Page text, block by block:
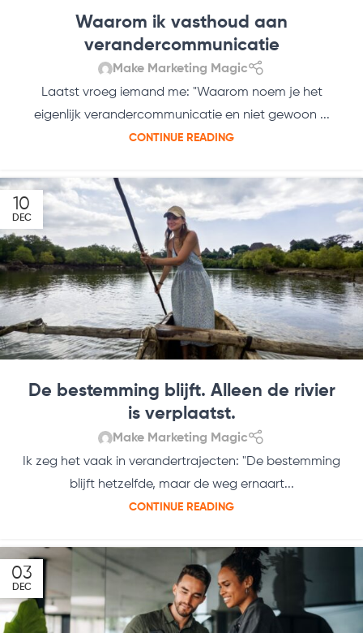
Waarom ik vasthoud aan
verandercommunicatie
Make Marketing Magic
Laatst vroeg iemand me: "Waarom noem je het
eigenlijk verandercommunicatie en niet gewoon ...
CONTINUE READING
10
DEC
De bestemming blijft. Alleen de rivier
is verplaatst.
Make Marketing Magic
Ik zeg het vaak in verandertrajecten: "De bestemming
blijft hetzelfde, maar de weg ernaart...
CONTINUE READING
03
DEC